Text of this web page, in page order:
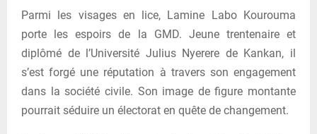
Parmi les visages en lice, Lamine Labo Kourouma
porte les espoirs de la GMD. Jeune trentenaire et
diplômé de l’Université Julius Nyerere de Kankan, il
s’est forgé une réputation à travers son engagement
dans la société civile. Son image de figure montante
pourrait séduire un électorat en quête de changement.